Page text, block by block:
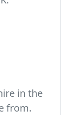
in the
from.